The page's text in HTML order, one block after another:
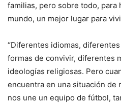
familias, pero sobre todo, para
mundo, un mejor lugar para
“Diferentes idiomas,
formas de convivir, diferentes
ideologías religiosas. Pero
encuentra en una situación de
nos une un equipo de fútbol,